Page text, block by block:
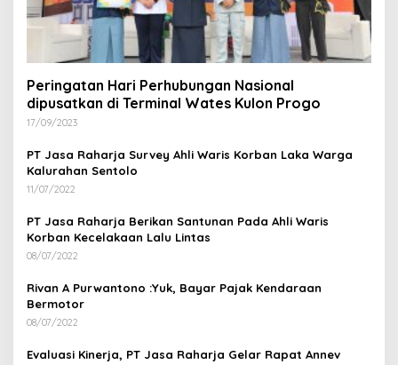
Peringatan Hari Perhubungan Nasional
dipusatkan di Terminal Wates Kulon Progo
17/09/2023
PT Jasa Raharja Survey Ahli Waris Korban Laka Warga
Kalurahan Sentolo
11/07/2022
PT Jasa Raharja Berikan Santunan Pada Ahli Waris
Korban Kecelakaan Lalu Lintas
08/07/2022
Rivan A Purwantono :Yuk, Bayar Pajak Kendaraan
Bermotor
08/07/2022
Evaluasi Kinerja, PT Jasa Raharja Gelar Rapat Annev